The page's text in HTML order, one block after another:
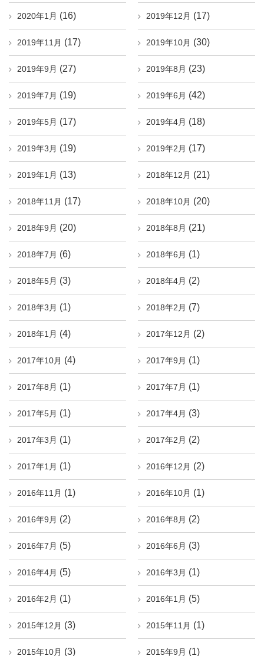
2020年1月 (16) 2019年12月 (17)
2019年11月 (17) 2019年10月 (30)
2019年9月 (27) 2019年8月 (23)
2019年7月 (19) 2019年6月 (42)
2019年5月 (17) 2019年4月 (18)
2019年3月 (19) 2019年2月 (17)
2019年1月 (13) 2018年12月 (21)
2018年11月 (17) 2018年10月 (20)
2018年9月 (20) 2018年8月 (21)
2018年7月 (6) 2018年6月 (1)
2018年5月 (3) 2018年4月 (2)
2018年3月 (1) 2018年2月 (7)
2018年1月 (4) 2017年12月 (2)
2017年10月 (4) 2017年9月 (1)
2017年8月 (1) 2017年7月 (1)
2017年5月 (1) 2017年4月 (3)
2017年3月 (1) 2017年2月 (2)
2017年1月 (1) 2016年12月 (2)
2016年11月 (1) 2016年10月 (1)
2016年9月 (2) 2016年8月 (2)
2016年7月 (5) 2016年6月 (3)
2016年4月 (5) 2016年3月 (1)
2016年2月 (1) 2016年1月 (5)
2015年12月 (3) 2015年11月 (1)
2015年10月 (3) 2015年9月 (1)